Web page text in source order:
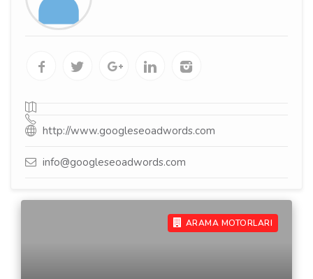
http://www.googleseoadwords.com
info@googleseoadwords.com
ARAMA MOTORLARI